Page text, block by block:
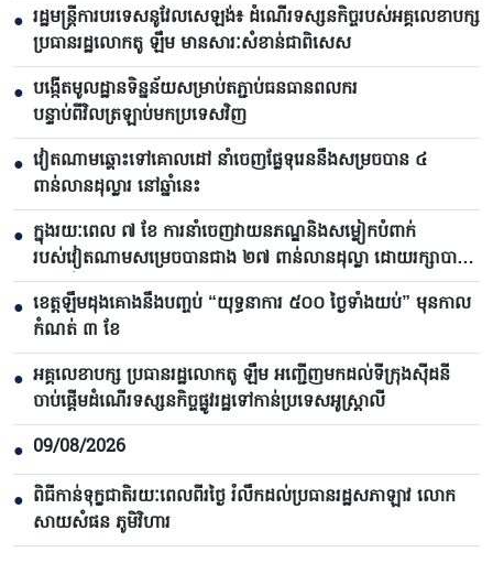
● រដ្ឋមន្ត្រីការបរទេសនូវែលសេឡង់៖ ដំណើរទស្សនកិច្ចរបស់អគ្គលេខាបក្ស
ប្រធានរដ្ឋលោកតូ ឡឹម មានសារៈសំខាន់ជាពិសេស
● បង្កើតមូលដ្ឋានទិន្នន័យសម្រាប់តភ្ជាប់ធនធានពលករ
បន្ទាប់ពីវិលត្រឡាប់មកប្រទេសវិញ
● វៀតណាមឆ្ពោះទៅគោលដៅ នាំចេញផ្លែទុរេននឹងសម្រចបាន ៤
ពាន់លានដុល្លារ នៅឆ្នាំនេះ
● ក្នុងរយៈពេល ៧ ខែ ការនាំចេញវាយនភណ្ឌនិងសម្លៀកបំពាក់
របស់វៀតណាមសម្រេចបានជាង ២៧ ពាន់លានដុល្លា ដោយរក្សាបាន
សន្ទុះកំណើន
● ខេត្តឡឹមដុងគោងនឹងបញ្ចប់ “យុទ្ធនាការ ៥០០ ថ្ងៃទាំងយប់” មុនកាល
កំណត់ ៣ ខែ
● អគ្គលេខាបក្ស ប្រធានរដ្ឋលោកតូ ឡឹម អញ្ជើញមកដល់ទីក្រុងស៊ីដនី
ចាប់ផ្តើមដំណើរទស្សនកិច្ចផ្លូវរដ្ឋទៅកាន់ប្រទេសអូស្ត្រាលី
● 09/08/2026
● ពិធីកាន់ទុក្ខជាតិរយៈពេលពីរថ្ងៃ រំលឹកដល់ប្រធានរដ្ឋសភាឡាវ លោក
សាយសំផន ភូមិវិហារ